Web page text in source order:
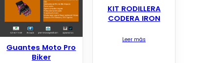
Guantes Moto Pro
Biker
KIT RODILLERA
CODERA IRON
Leer más